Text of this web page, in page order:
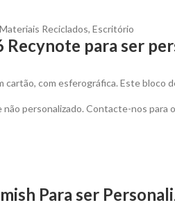
Reciclados, Escritório
Recynote para ser
cartão, com esferográfica. Este bloco
personalizado. Contacte-nos
Para ser